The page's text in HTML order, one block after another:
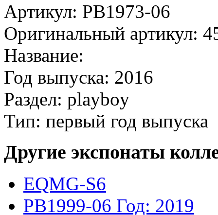
Артикул: PB1973-06
Оригинальный артикул:
Название:
Год выпуска: 2016
Раздел: playboy
Тип: первый год выпуска
Другие экспонаты
EQMG-S6
PB1999-06 Год: 2019